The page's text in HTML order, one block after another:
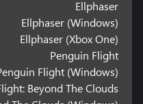
Ellphaser
Ellphaser (Windows)
Ellphaser (Xbox One)
Penguin Flight
Flight (Windows)
Beyond The Clouds